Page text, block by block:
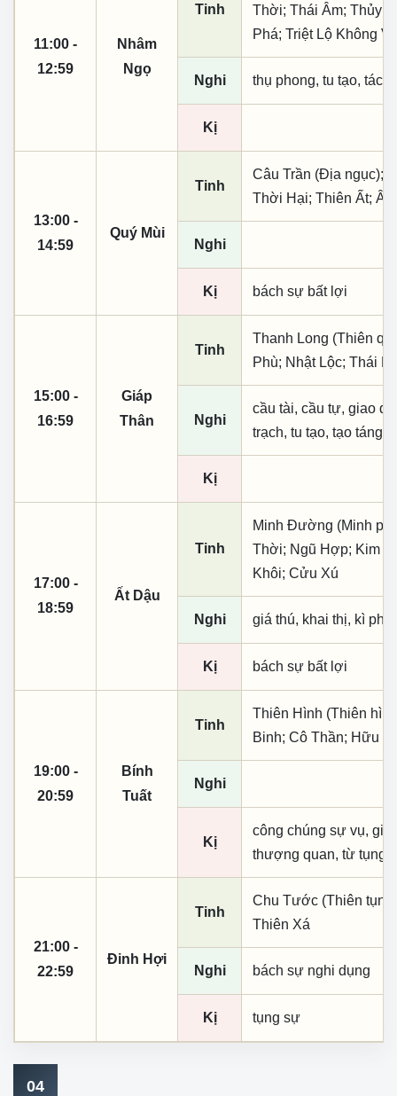
11:00 -
12:59
Nhâm
Ngọ
Tinh
Thời; Thái Âm; Thủy
Phá; Triệt Lộ Không
Nghi thụ phong, tu tạo, tác
Kị
13:00 -
14:59
Quý Mùi
Tinh
Câu Trần (Địa ngục);
Thời Hại; Thiên Ất;
Nghi
Kị bách sự bất lợi
15:00 -
16:59
Giáp
Thân
Tinh
Thanh Long (Thiên
Phù; Nhật Lộc; Thái
Nghi
cầu tài, cầu tự, giao
trạch, tu tạo, tạo táng,
Kị
17:00 -
18:59
Ất Dậu
Tinh
Minh Đường (Minh
Thời; Ngũ Hợp; Kim
Khôi; Cửu Xú
Nghi giá thú, khai thị, kì
Kị bách sự bất lợi
19:00 -
20:59
Bính
Tuất
Tinh
Thiên Hình (Thiên
Binh; Cô Thần; Hữu
Nghi
Kị
công chúng sự vụ, giá
thượng quan, từ tụng
21:00 -
22:59
Đinh Hợi
Tinh
Chu Tước (Thiên
Thiên Xá
Nghi bách sự nghi dụng
Kị tụng sự
04